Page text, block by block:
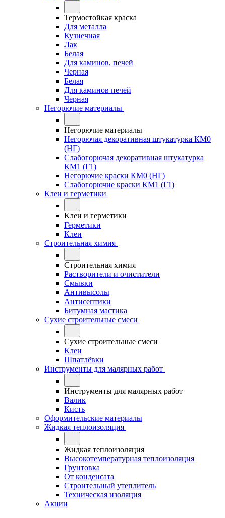
Термостойкая краска
Для металла
Кузнечная
Лак
Белая
Для каминов, печей
Черная
Белая
Для каминов печей
Черная
Негорючие материалы
Негорючие материалы
Негорючая декоративная штукатурка КМ0
(НГ)
Слабогорючая декоративная штукатурка
КМ1 (Г1)
Негорючие краски КМ0 (НГ)
Слабогорючие краски КМ1 (Г1)
Клеи и герметики
Клеи и герметики
Герметики
Клеи
Строительная химия
Строительная химия
Растворители и очистители
Смывки
Антивысолы
Антисептики
Битумная мастика
Сухие строительные смеси
Сухие строительные смеси
Клеи
Шпатлёвки
Инструменты для малярных работ
Инструменты для малярных работ
Валик
Кисть
Оформительские материалы
Жидкая теплоизоляция
Жидкая теплоизоляция
Высокотемпературная теплоизоляция
Грунтовка
От конденсата
Строительный утеплитель
Техническая изоляция
Акции